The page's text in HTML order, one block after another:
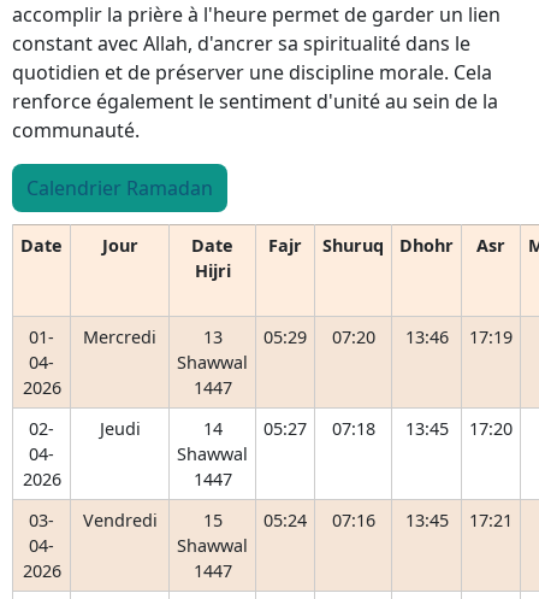
accomplir la prière à l'heure permet de garder un lien
constant avec Allah, d'ancrer sa spiritualité dans le
quotidien et de préserver une discipline morale. Cela
renforce également le sentiment d'unité au sein de la
communauté.
Calendrier Ramadan
Date Jour
Date
Hijri
Fajr Shuruq Dhohr Asr
01-
04-
2026
Mercredi
13
Shawwal
1447
05:29 07:20 13:46 17:19
02-
04-
2026
Jeudi
14
Shawwal
1447
05:27 07:18 13:45 17:20
03-
04-
2026
Vendredi
15
Shawwal
1447
05:24 07:16 13:45 17:21